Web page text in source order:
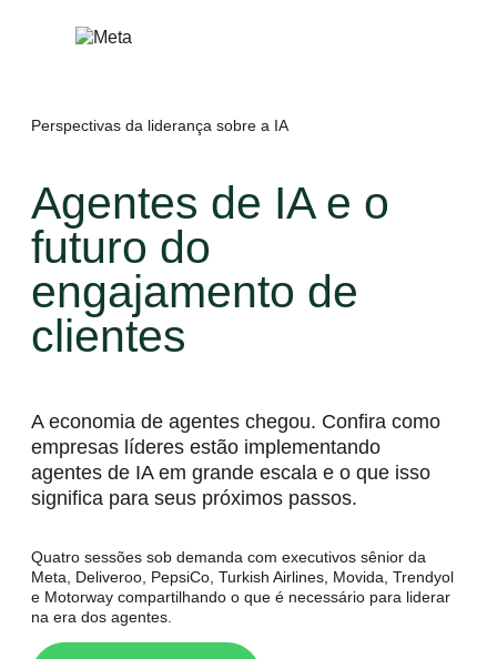
Perspectivas da liderança sobre a IA
Agentes de IA e o
futuro do
engajamento de
clientes
A economia de agentes chegou. Confira como
empresas líderes estão implementando
agentes de IA em grande escala e o que isso
significa para seus próximos passos.
Quatro sessões sob demanda com executivos sênior da
Meta, Deliveroo, PepsiCo, Turkish Airlines, Movida, Trendyol
e Motorway compartilhando o que é necessário para liderar
na era dos agentes.